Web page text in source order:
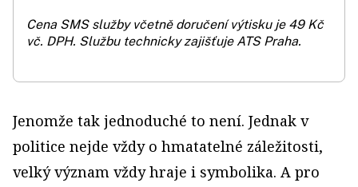
Cena SMS služby včetně doručení výtisku je 49 Kč
vč. DPH. Službu technicky zajišťuje ATS Praha.
Jenomže tak jednoduché to není. Jednak v
politice nejde vždy o hmatatelné záležitosti,
velký význam vždy hraje i symbolika. A pro